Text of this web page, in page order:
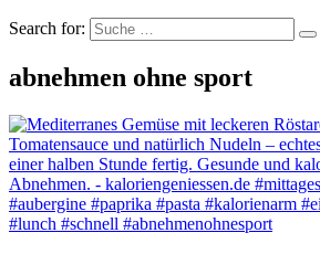
Search for:
abnehmen ohne sport